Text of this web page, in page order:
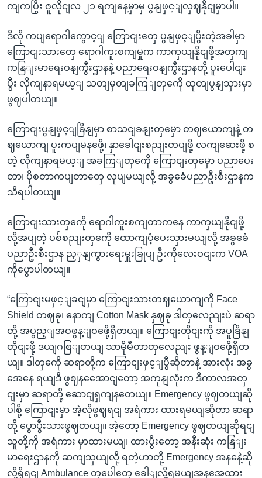
ကျကပြွီး ဇူလိုငျလ ၂၁ ရကျနေ့မှာမှ ပွနျဖှင့ျလှဈနိုငျမှာပါ။
ဒီလို ကပျရောဂါကွောင့ျ ကြောငျးတှေ ပွနျဖှင့ျပွီးတဲ့အခါမှာ
ကြောငျးသားတှေ ရောဂါကူးစကျမှုက ကာကှယျနိုငျဖို့အတှကျ
ကနြျးမာရေးဝနျကွီးဌာနနဲ့ ပညာရေးဝနျကွီးဌာနတို့ ပူးပေါငျး
ပွီး လိုကျနာရမယ့ျ သတျမှတျခကြျတှကေို ထုတျပွနျသှားမှာ
ဖွဈပါတယျ။
ကြောငျးပွနျဖှင့ျခြိနျမှာ စာသငျခနျးတှမှော တဈယောကျနဲ့ တ
ဈယောကျ ပူးကပျမနဖေို့၊ နှာခေါငျးစညျးတပျဖို့ လကျဆေးဖို့ စ
တဲ့ လိုကျနာရမယ့ျ အခကြျတှကေို ကြောငျးတှမှော ပညာပေး
တာ၊ ပိုစတာကပျတာတှေ လုပျမယျလို့ အခွခေံပညာဦးစီးဌာနက
သိရပါတယျ။
ကြောငျးသားတှကေို ရောဂါကူးစကျတာကနေ ကာကှယျနိုငျဖို့
လို့အပျတဲ့ ပစ်စညျးတှကေို ထောကျပံ့ပေးသှားမယျလို့ အခွခေံ
ပညာဦးစီးဌာန ညှှနျကွားရေးမှူးခြုပျ ဦးကိုလေးဝငျးက VOA
ကိုပွောပါတယျ။
“ကြောငျးမဖှင့ျခငျမှာ ကြောငျးသားတဈယောကျကို Face
Shield တဈခု၊ နောကျ Cotton Mask နှဈခု ဒါတှလေညျးပဲ ဆရာ
တို့ အပွည့ျအဝဖွန့ျဝဖေို့ရှိတယျ။ ကြောငျးတိုငျးကို အပူခြိနျ
တိုငျးဖို့ ဒယျဂစြျတယျ သာမိုမီတာတှလေညျး ဖွန့ျဝဖေို့ရှိတ
ယျ။ ဒါတှကေို ဆရာတို့က ကြောငျးဖှင့ျပွီဆိုတာနဲ့ အားလုံး အခွ
အေနေ ရယျဒီ ဖွဈနအေောငျတော့ အကုနျလုံးက ဒီကာလအတှ
ငျးမှာ ဆရာတို့ ဆောငျရှကျနတေယျ။ Emergency ဖွဈတယျဆို
ပါစို့ ကြောငျးမှာ အဲ့လိုဖွဈရငျ အရံကား ထားရမယျဆိုတာ ဆရာ
တို့ ပွောပွီးသားဖွဈတယျ။ အဲ့တော့ Emergency ဖွဈတယျဆိုရငျ
သူတို့ကို အရံကား မှာထားမယျ၊ ထားပွီးတော့ အနီးဆုံး ကနြျး
မာရေးဌာနကို ဆကျသှယျလို့ ရတဲ့ဟာတို့ Emergency အနနေဲ့ဆို
လို့ရှိရငျ Ambulance တှပေါတှေ ခေါျလို့ရမယျအနအေထား